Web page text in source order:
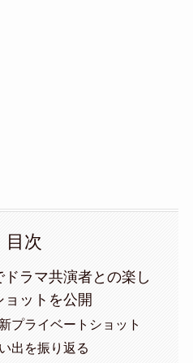
目次
ラマ共演者との楽し
ットを公開
プライベートショット
出を振り返る